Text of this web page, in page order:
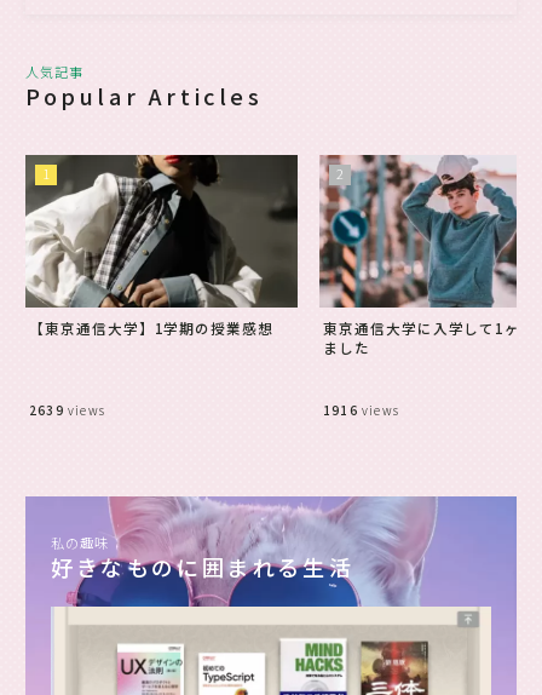
人気記事
Popular Articles
【東京通信大学】1学期の授業感想
2639 views
東京通信大学に入学して1ヶ月
ました
1916 views
私の趣味
好きなものに囲まれる生活